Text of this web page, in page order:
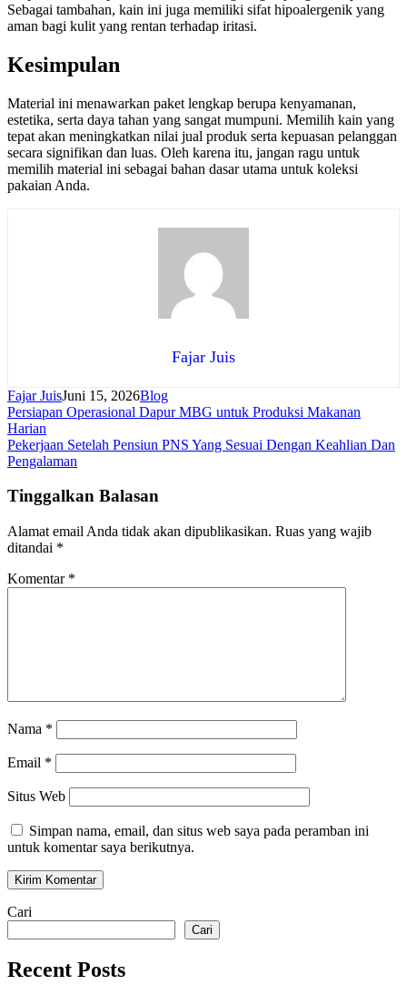
Sebagai tambahan, kain ini juga memiliki sifat hipoalergenik yang
aman bagi kulit yang rentan terhadap iritasi.
Kesimpulan
Material ini menawarkan paket lengkap berupa kenyamanan,
estetika, serta daya tahan yang sangat mumpuni. Memilih kain yang
tepat akan meningkatkan nilai jual produk serta kepuasan pelanggan
secara signifikan dan luas. Oleh karena itu, jangan ragu untuk
memilih material ini sebagai bahan dasar utama untuk koleksi
pakaian Anda.
Fajar Juis
Fajar JuisJuni 15, 2026Blog
Navigasi
pos
Persiapan Operasional Dapur MBG untuk Produksi Makanan
Harian
Pekerjaan Setelah Pensiun PNS Yang Sesuai Dengan Keahlian Dan
Pengalaman
Tinggalkan Balasan
Alamat email Anda tidak akan dipublikasikan. Ruas yang wajib
ditandai *
Komentar *
Nama *
Email *
Situs Web
Simpan nama, email, dan situs web saya pada peramban ini
untuk komentar saya berikutnya.
Cari
Cari
Recent Posts